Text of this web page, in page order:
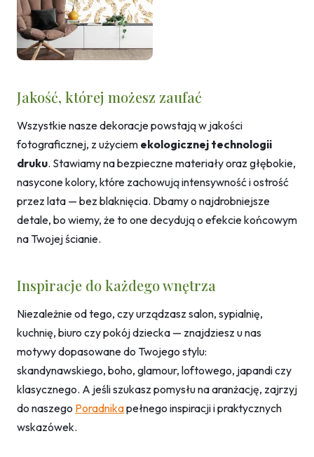
Jakość, której możesz zaufać
Wszystkie nasze dekoracje powstają w jakości
fotograficznej, z użyciem ekologicznej technologii
druku. Stawiamy na bezpieczne materiały oraz głębokie,
nasycone kolory, które zachowują intensywność i ostrość
przez lata — bez blaknięcia. Dbamy o najdrobniejsze
detale, bo wiemy, że to one decydują o efekcie końcowym
na Twojej ścianie.
Inspiracje do każdego wnętrza
Niezależnie od tego, czy urządzasz salon, sypialnię,
kuchnię, biuro czy pokój dziecka — znajdziesz u nas
motywy dopasowane do Twojego stylu:
skandynawskiego, boho, glamour, loftowego, japandi czy
klasycznego. A jeśli szukasz pomysłu na aranżację, zajrzyj
do naszego Poradnikapełnego inspiracji i praktycznych
wskazówek.